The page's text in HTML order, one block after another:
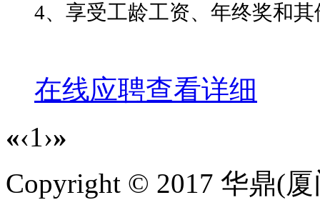
4、享受工龄工资、年终奖和
在线应聘查看详细
«‹1›»
Copyright © 2017 华鼎(